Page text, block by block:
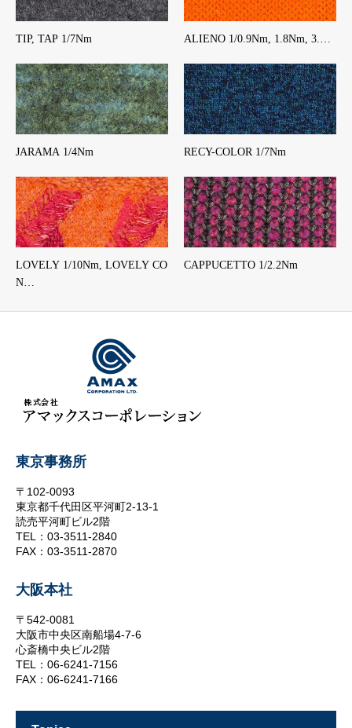
TIP, TAP 1/7Nm ALIENO 1/0.9Nm, 1.8Nm, 3.…
JARAMA 1/4Nm RECY-COLOR 1/7Nm
LOVELY 1/10Nm, LOVELY CO
N…
CAPPUCETTO 1/2.2Nm
東京事務所
〒102-0093
東京都千代田区平河町2-13-1
読売平河町ビル2階
TEL：03-3511-2840
FAX：03-3511-2870
大阪本社
〒542-0081
大阪市中央区南船場4-7-6
心斎橋中央ビル2階
TEL：06-6241-7156
FAX：06-6241-7166